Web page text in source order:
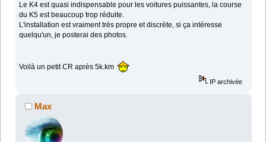
Le K4 est quasi indispensable pour les voitures puissantes, la course
du K5 est beaucoup trop réduite.
L'installation est vraiment très propre et discrète, si ça intéresse
quelqu'un, je posterai des photos.
Voilà un petit CR après 5k.km
IP archivée
Max